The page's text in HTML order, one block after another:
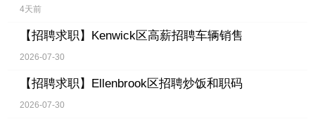
4天前
【招聘求职】 Kenwick区高薪招聘车辆销售
2026-07-30
【招聘求职】 Ellenbrook区招聘炒饭和职码
2026-07-30